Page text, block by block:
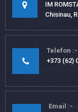
IM
Chisinau,
Telefon
+373 (62)
Email